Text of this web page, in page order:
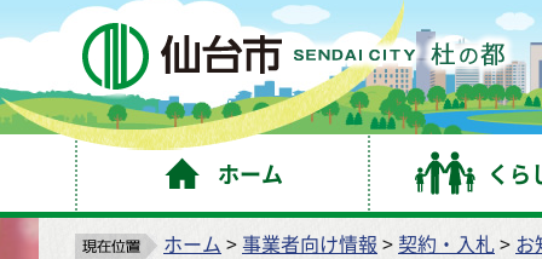
仙
ホーム くら
ホーム >事業者向け情報 > 契約・入札> お